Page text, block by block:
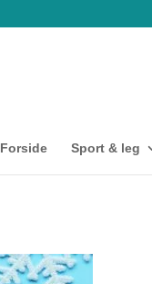
Forside Sport & leg